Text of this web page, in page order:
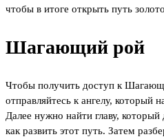
чтобы в итоге открыть путь
Шагающий рой
Чтобы получить доступ к
отправляйтесь к ангелу, который
Далее нужно найти главу,
как развить этот путь. Затем